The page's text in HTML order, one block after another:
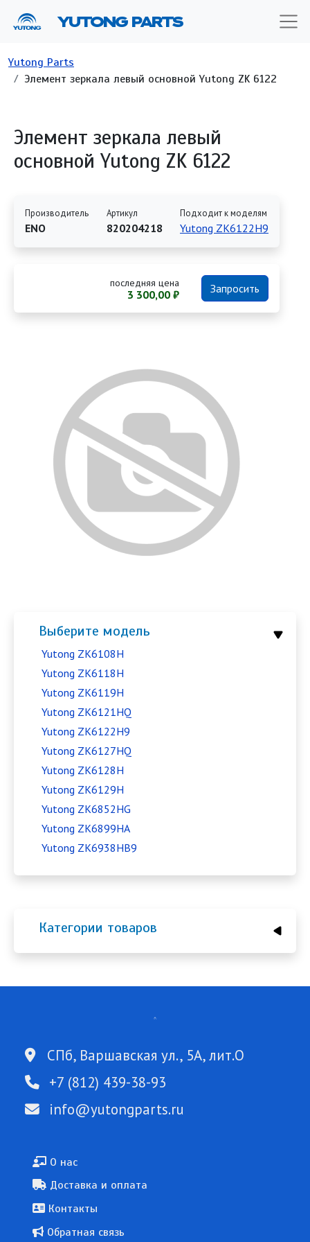
YUTONG PARTS
Строка навигации
Yutong Parts
Элемент зеркала левый основной Yutong ZK 6122
Выберите модель
Yutong ZK6108H
Yutong ZK6118H
Yutong ZK6119H
Yutong ZK6121HQ
Yutong ZK6122H9
Yutong ZK6127HQ
Yutong ZK6128H
Yutong ZK6129H
Yutong ZK6852HG
Yutong ZK6899HA
Yutong ZK6938HB9
Категории товаров
Элемент зеркала левый
основной Yutong ZK 6122
Производитель
ENO
Артикул
820204218
Подходит к моделям
Yutong ZK6122H9
последняя цена
3 300,00 ₽ Запросить
СПб, Варшавская ул., 5А, лит.О
+7 (812) 439-38-93
info@yutongparts.ru
Подвал
О нас
Доставка и оплата
Контакты
Обратная связь